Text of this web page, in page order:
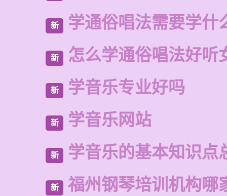
新 学通俗唱法需要学什
新 怎么学通俗唱法好听
新 学音乐专业好吗
新 学音乐网站
新 学音乐的基本知识点
新 福州钢琴培训机构哪